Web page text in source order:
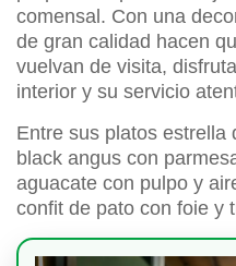
comensal. Con una
de gran calidad hacen
vuelvan de visita,
interior y su servicio
Entre sus platos estrella
black angus con
aguacate con pulpo y
confit de pato con foie y